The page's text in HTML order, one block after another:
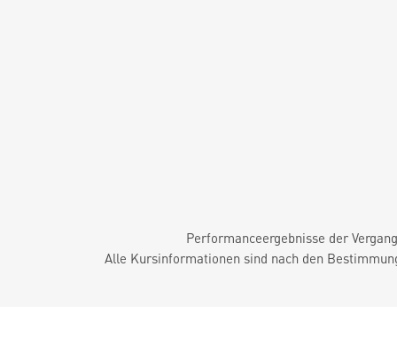
Performanceergebnisse der
Alle Kursinformationen sind nach den